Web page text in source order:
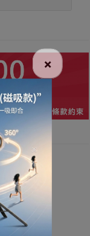
×